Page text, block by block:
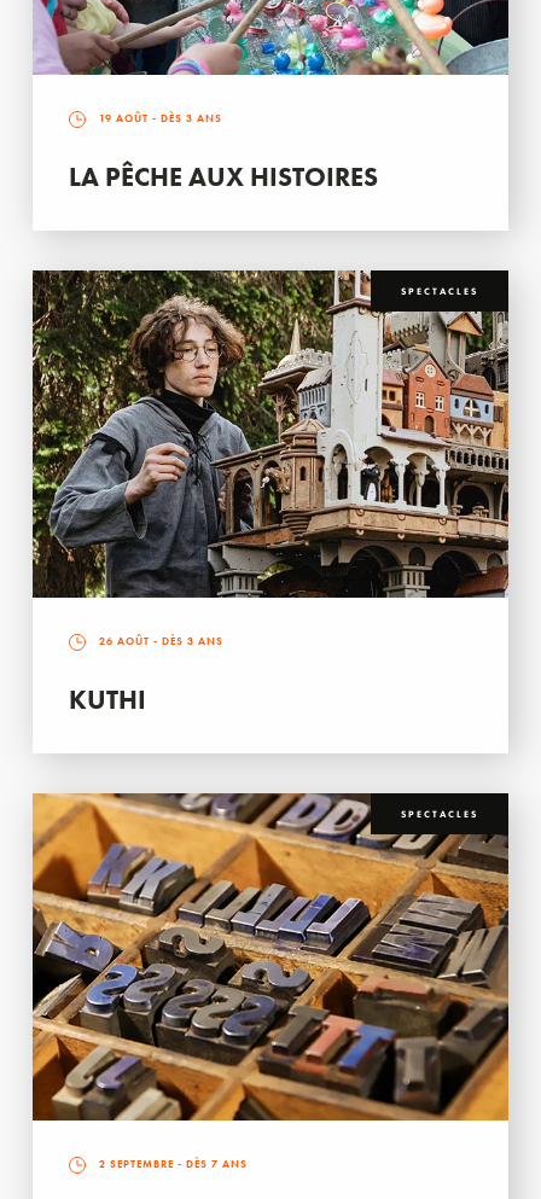
19 AOÛT - DÈS 3 ANS
LA PÊCHE AUX HISTOIRES
SPECTACLES
26 AOÛT - DÈS 3 ANS
KUTHI
SPECTACLES
2 SEPTEMBRE - DÈS 7 ANS